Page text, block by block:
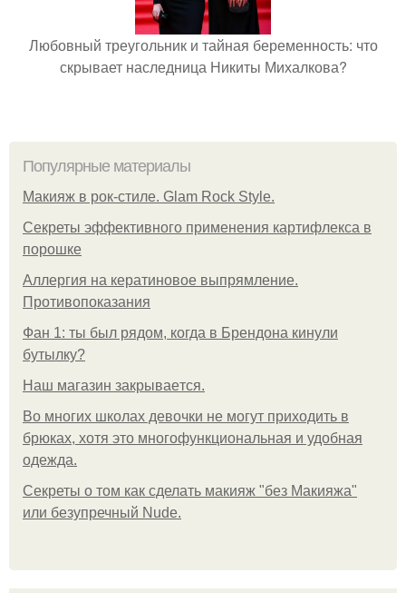
Любовный треугольник и тайная беременность: что
скрывает наследница Никиты Михалкова?
Популярные материалы
Макияж в рок-стиле. Glam Rock Style.
Секреты эффективного применения картифлекса в
порошке
Аллергия на кератиновое выпрямление.
Противопоказания
Фан 1: ты был рядом, когда в Брендона кинули
бутылку?
Нaш магaзин зaкрывaeтся.
Во многих школах девочки не могут приходить в
брюках, хотя это многофункциональная и удобная
одежда.
Секреты о том как сделать макияж "без Макияжа"
или безупречный Nude.